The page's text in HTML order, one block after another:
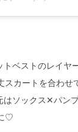
ベストのレイヤ
スカートを合わせ
ソックス✕パン
♡